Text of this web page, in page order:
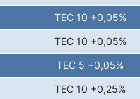
TEC 10 +0,05%
TEC 10 +0,05%
TEC 5 +0,05%
TEC 10 +0,25%